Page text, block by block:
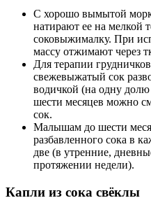
С хорошо вымытой
натирают ее на мелкой
соковыжималку. При
массу отжимают через
Для терапии
свежевыжатый сок
водичкой (на одну
шести месяцев можно
сок.
Малышам до шести
разбавленного сока в
две (в утренние,
протяжении недели).
Капли из сока свёклы